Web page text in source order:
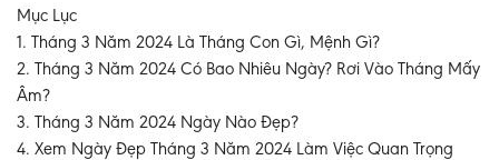
Mục Lục
1. Tháng 3 Năm 2024 Là Tháng Con Gì, Mệnh Gì?
2. Tháng 3 Năm 2024 Có Bao Nhiêu Ngày? Rơi Vào Tháng Mấy
Âm?
3. Tháng 3 Năm 2024 Ngày Nào Đẹp?
4. Xem Ngày Đẹp Tháng 3 Năm 2024 Làm Việc Quan Trọng